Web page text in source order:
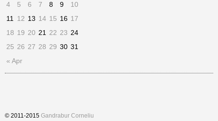
« Apr
4
5 6 7 8 9
10
11
12 13 14 15 16 17
18 19 20 21 22 23 24
25 26 27 28 29 30 31
© 2011-2015 Gandrabur Corneliu